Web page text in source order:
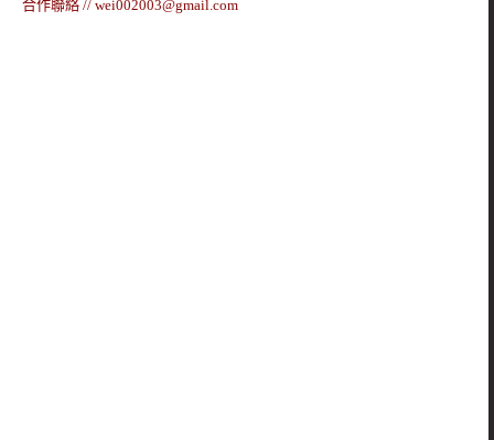
合作聯絡 // wei002003@gmail.com